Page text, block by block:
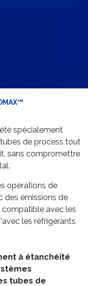
spécialement
de process tout
sans compromettre
opérations de
des émissions de
compatible avec les
les réfrigérants
à étanchéité
tubes de